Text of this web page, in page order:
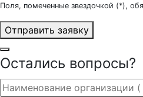
Поля, помеченные звездочкой (*),
Отправить заявку
Остались вопросы?